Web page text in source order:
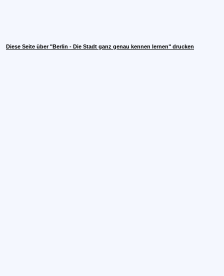
Diese Seite über "Berlin - Die Stadt ganz genau kennen lernen" drucken